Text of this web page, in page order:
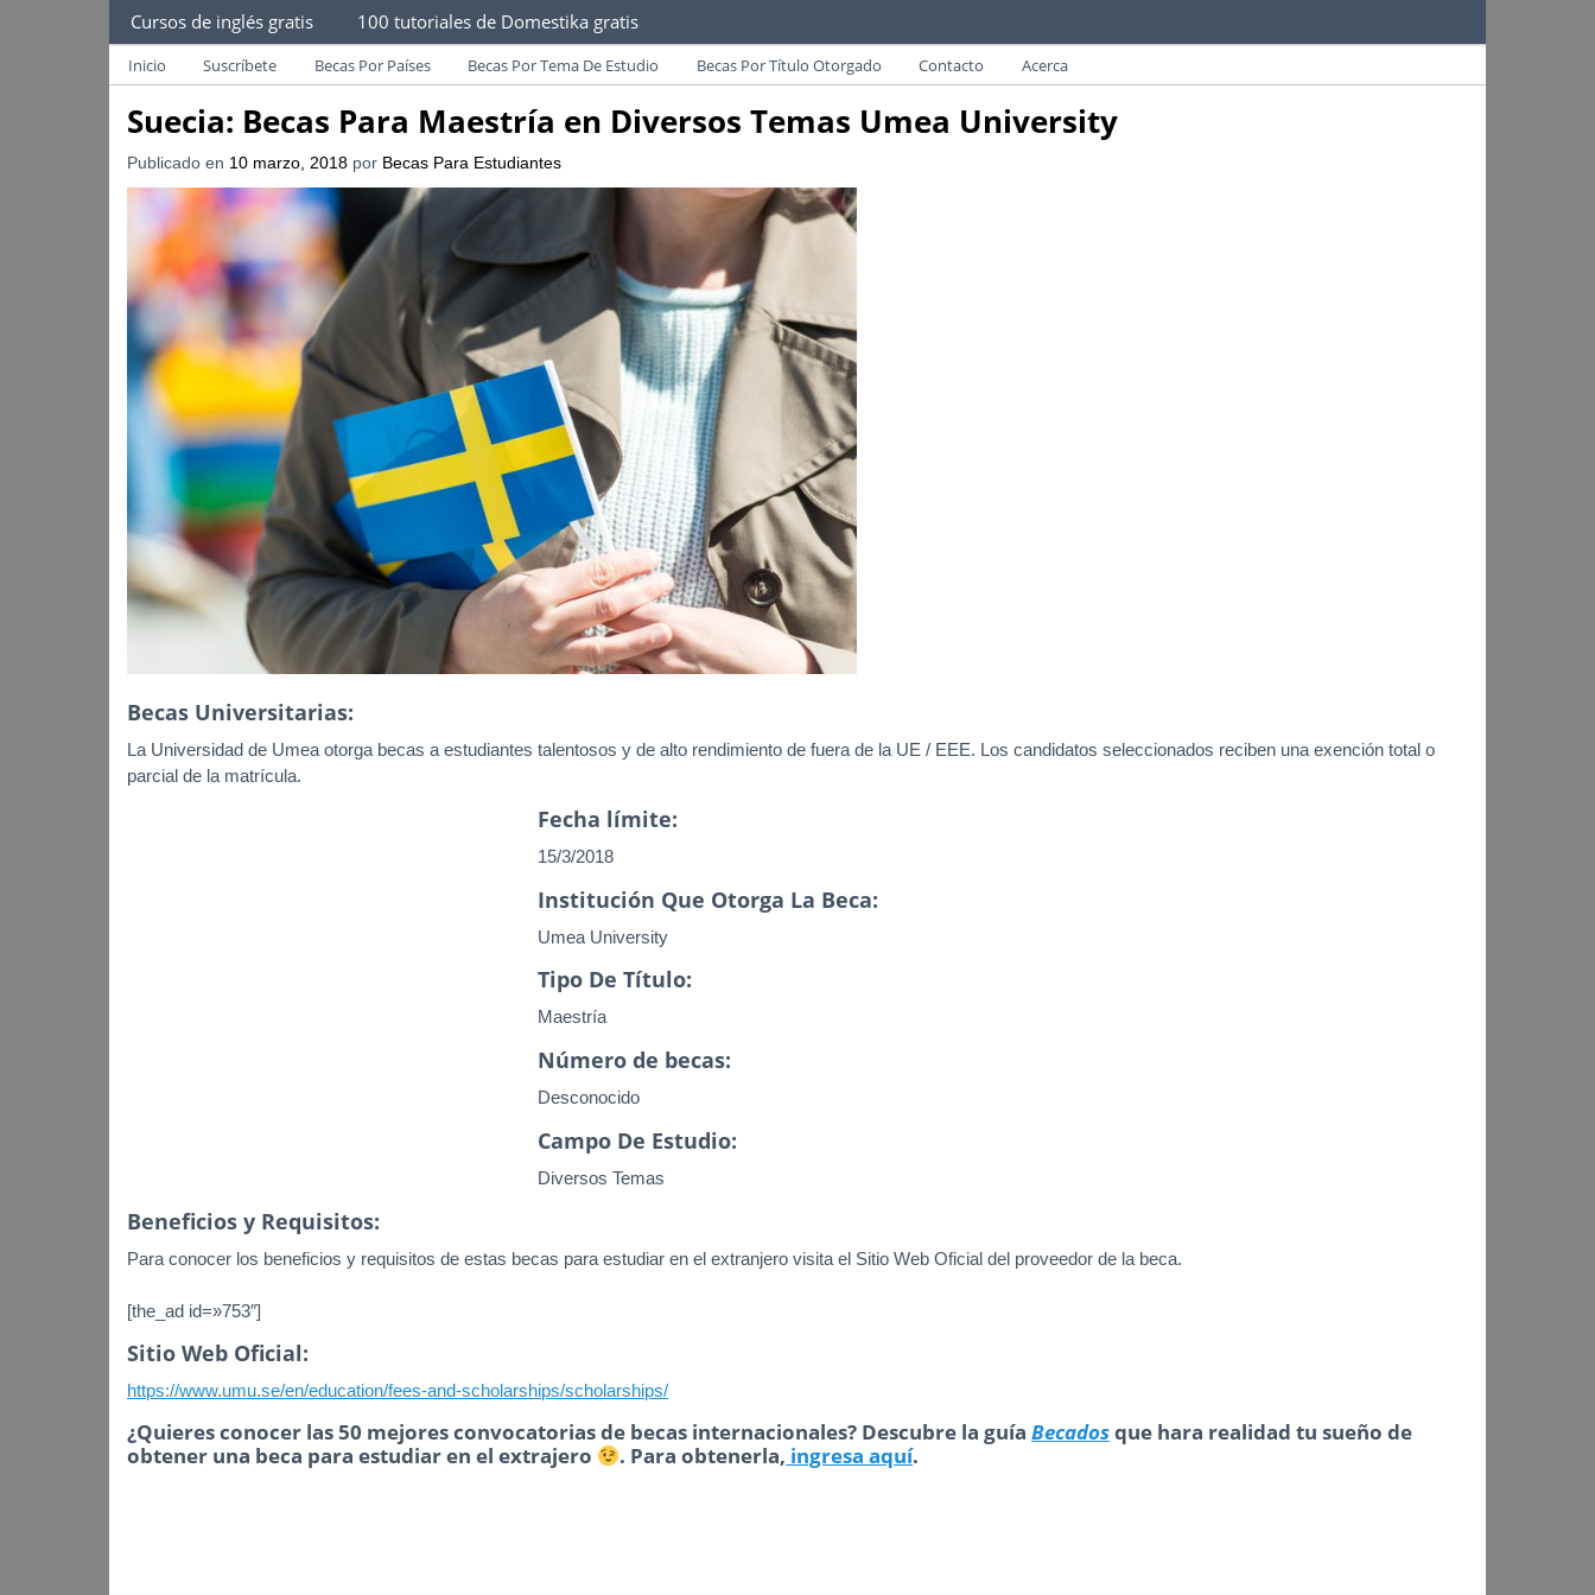
Becas Para Estudiantes
Cursos de inglés gratis 100 tutoriales de Domestika gratis
Becas Para Paraguayos
Oferta de becas para Paraguayos. Encuentra las convocatorias y requisitos de becas para Paraguayos.
Despliega Este Menú
Inicio Suscríbete Becas Por Países Becas Por Tema De Estudio Becas Por Título Otorgado Contacto Acerca
Suecia: Becas Para Maestría en Diversos Temas Umea University
Publicado en 10 marzo, 2018 por Becas Para Estudiantes
Becas Universitarias:
La Universidad de Umea otorga becas a estudiantes talentosos y de alto rendimiento de fuera de la UE / EEE. Los candidatos seleccionados reciben una exención total o
parcial de la matrícula.
Fecha límite:
15/3/2018
Institución Que Otorga La Beca:
Umea University
Tipo De Título:
Maestría
Número de becas:
Desconocido
Campo De Estudio:
Diversos Temas
Beneficios y Requisitos:
Para conocer los beneficios y requisitos de estas becas para estudiar en el extranjero visita el Sitio Web Oficial del proveedor de la beca.
[the_ad id=»753″]
Sitio Web Oficial:
https://www.umu.se/en/education/fees-and-scholarships/scholarships/
¿Quieres conocer las 50 mejores convocatorias de becas internacionales? Descubre la guía Becadosque hara realidad tu sueño de
obtener una beca para estudiar en el extrajero
. Para obtenerla, ingresa aquí.